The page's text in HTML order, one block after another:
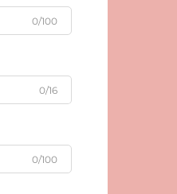
0/100
0/16
0/100